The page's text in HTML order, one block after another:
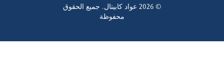
© 2026
عواد كابيتال. جميع الحقوق
محفوظة